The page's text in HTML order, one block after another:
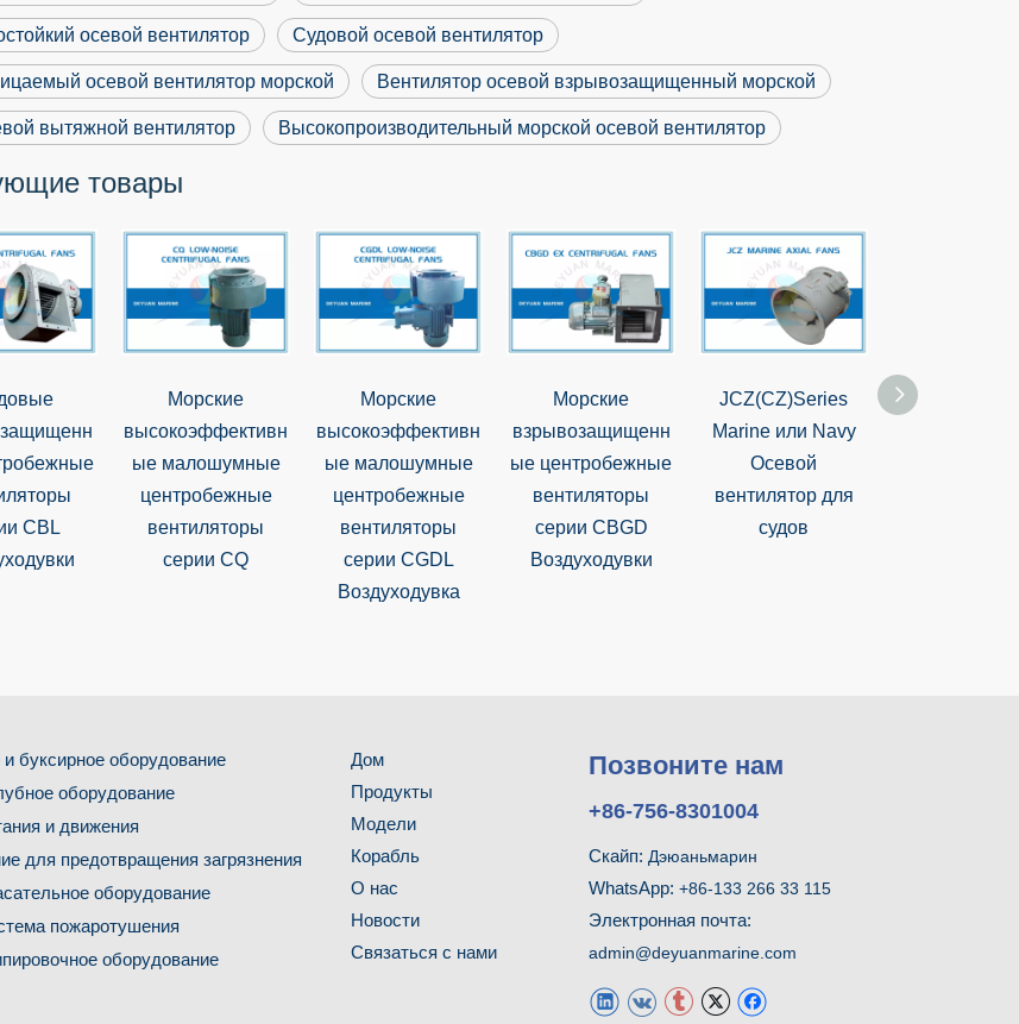
осевой вентилятор Судовой осевой вентилятор
осевой вентилятор морской Вентилятор осевой взрывозащищенный морской
вытяжной вентилятор Высокопроизводительный морской осевой вентилятор
товары
CBL
Морские
высокоэффективн
ые малошумные
центробежные
вентиляторы
серии CQ
Морские
высокоэффективн
ые малошумные
центробежные
вентиляторы
серии CGDL
Воздуходувка
Морские
взрывозащищенн
ые центробежные
вентиляторы
серии CBGD
Воздуходувки
JCZ(CZ)Series
Marine или Navy
Осевой
вентилятор для
судов
буксирное оборудование
оборудование
и движения
для предотвращения загрязнения
оборудование
пожаротушения
оборудование
Дом
Продукты
Модели
Корабль
О нас
Новости
Связаться с нами
Позвоните нам
+86-756-8301004
Скайп: Дэюаньмарин
WhatsApp: +86-133 266 33 115
Электронная почта:
admin@deyuanmarine.com